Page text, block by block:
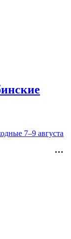
7–9 августа